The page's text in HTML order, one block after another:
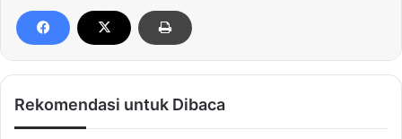
Rekomendasi untuk Dibaca